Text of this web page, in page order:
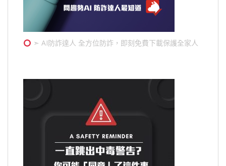
➣ AI防詐達人 全方位防詐，即刻免費下載保護全家人